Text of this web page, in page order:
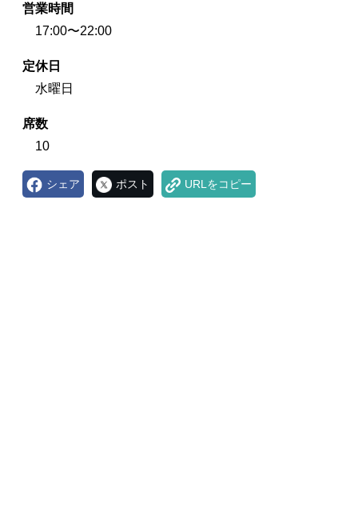
営業時間
17:00〜22:00
定休日
水曜日
席数
10
シェア ポスト URLをコピー